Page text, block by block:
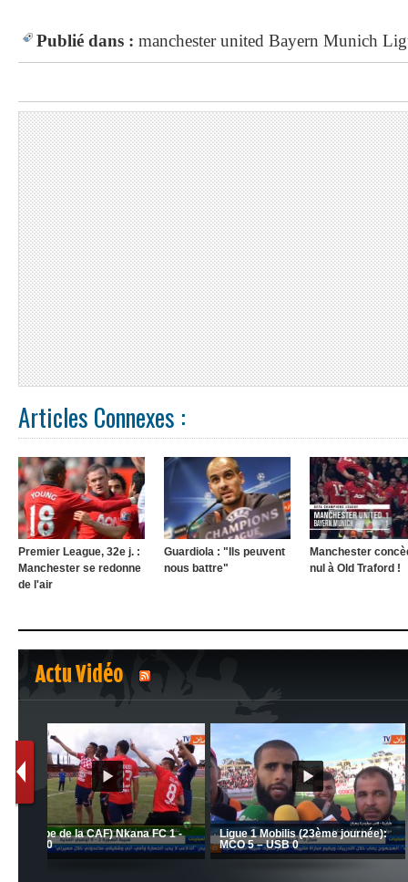
Publié dans : manchester united Bayern Munich
Articles Connexes :
Premier League, 32e j. :
Manchester se redonne
de l'air
Guardiola : "Ils peuvent
nous battre"
Manchester
nul à Old Traford !
Actu Vidéo
1 2
MCA: Kaci-Saïd évoque le
succès du Mouloudia face
MFM
JSK: Brahim Zafour évoque la
situation du club